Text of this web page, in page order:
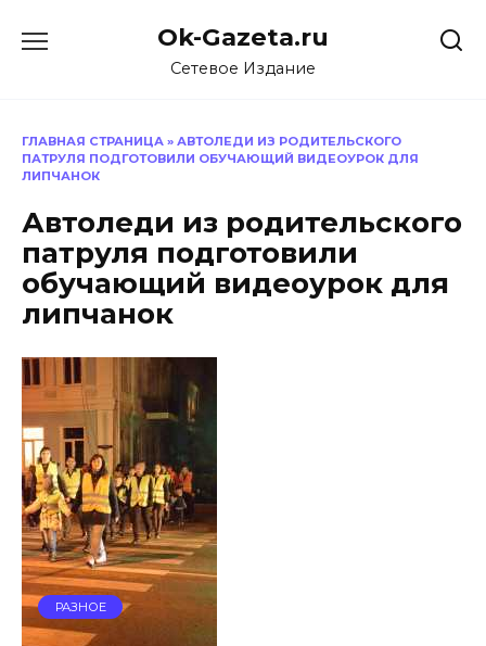
Ok-Gazeta.ru
Сетевое Издание
ГЛАВНАЯ СТРАНИЦА » АВТОЛЕДИ ИЗ РОДИТЕЛЬСКОГО
ПАТРУЛЯ ПОДГОТОВИЛИ ОБУЧАЮЩИЙ ВИДЕОУРОК ДЛЯ
ЛИПЧАНОК
Автоледи из родительского
патруля подготовили
обучающий видеоурок для
липчанок
РАЗНОЕ